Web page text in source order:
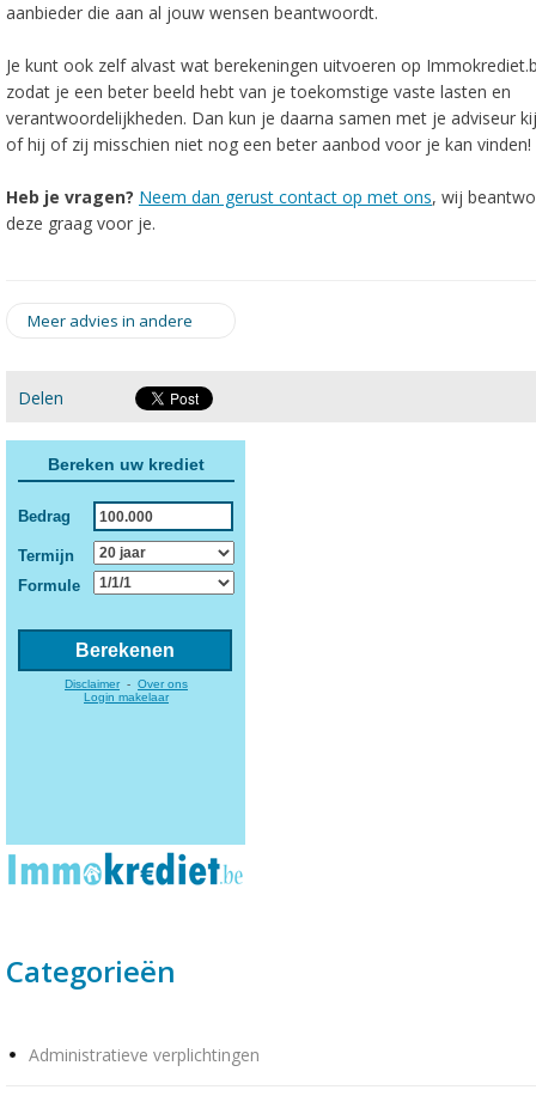
aanbieder die aan al jouw wensen beantwoordt.
Je kunt ook zelf alvast wat berekeningen uitvoeren op
zodat je een beter beeld hebt van je toekomstige vaste lasten en
verantwoordelijkheden. Dan kun je daarna samen met je adviseur
of hij of zij misschien niet nog een beter aanbod voor je kan vinden!
Heb je vragen? Neem dan gerust contact op met ons, wij
deze graag voor je.
Meer advies in andere
Delen
Categorieën
Administratieve verplichtingen